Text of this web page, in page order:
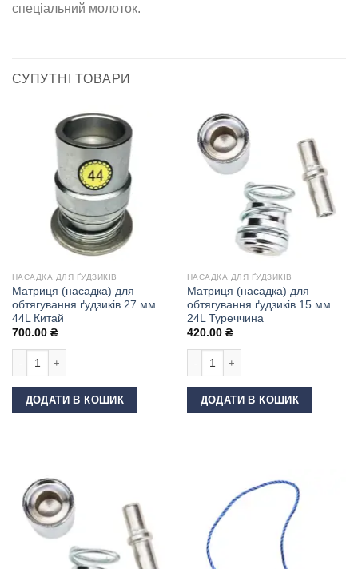
спеціальний молоток.
СУПУТНІ ТОВАРИ
НАСАДКА ДЛЯ ҐУДЗИКІВ
Матриця (насадка) для
обтягування ґудзиків 27 мм
44L Китай
700.00 ₴
ДОДАТИ В КОШИК
НАСАДКА ДЛЯ ҐУДЗИКІВ
Матриця (насадка) для
обтягування ґудзиків 15 мм
24L Туреччина
420.00 ₴
ДОДАТИ В КОШИК